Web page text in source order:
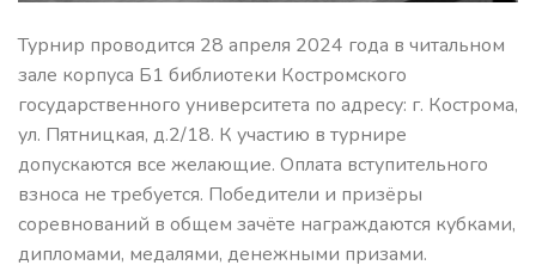
Турнир проводится 28 апреля 2024 года в читальном
зале корпуса Б1 библиотеки Костромского
государственного университета по адресу: г. Кострома,
ул. Пятницкая, д.2/18. К участию в турнире
допускаются все желающие. Оплата вступительного
взноса не требуется. Победители и призёры
соревнований в общем зачёте награждаются кубками,
дипломами, медалями, денежными призами.